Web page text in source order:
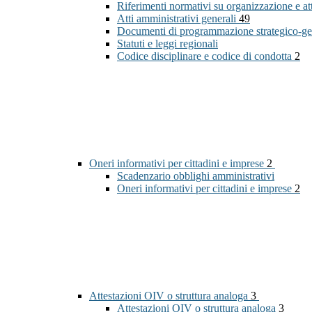
Riferimenti normativi su organizzazione e
Atti amministrativi generali 49
Documenti di programmazione strategico-
Statuti e leggi regionali
Codice disciplinare e codice di condotta 2
Oneri informativi per cittadini e imprese 2
Scadenzario obblighi amministrativi
Oneri informativi per cittadini e imprese 2
Attestazioni OIV o struttura analoga 3
Attestazioni OIV o struttura analoga 3